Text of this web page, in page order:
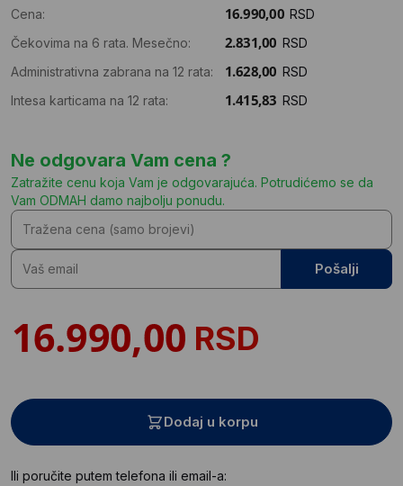
Cena:
RSD
Čekovima na 6 rata. Mesečno:
RSD
Administrativna zabrana na 12 rata:
RSD
Intesa karticama na 12 rata:
RSD
Ne odgovara Vam cena ?
Zatražite cenu koja Vam je odgovarajuća. Potrudićemo se da
Vam ODMAH damo najbolju ponudu.
Pošalji
RSD
Dodaj u korpu
Ili poručite putem telefona ili email-a: